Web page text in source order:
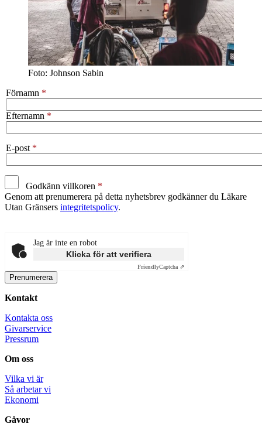
Foto: Johnson Sabin
Förnamn
Efternamn
E-post
Godkänn villkoren
Genom att prenumerera på detta nyhetsbrev godkänner du Läkare
Utan Gränsers integritetspolicy.
Jag är inte en robot
Klicka för att verifiera
FriendlyCaptcha ⇗
Kontakt
Kontakta oss
Givarservice
Pressrum
Om oss
Vilka vi är
Så arbetar vi
Ekonomi
Gåvor